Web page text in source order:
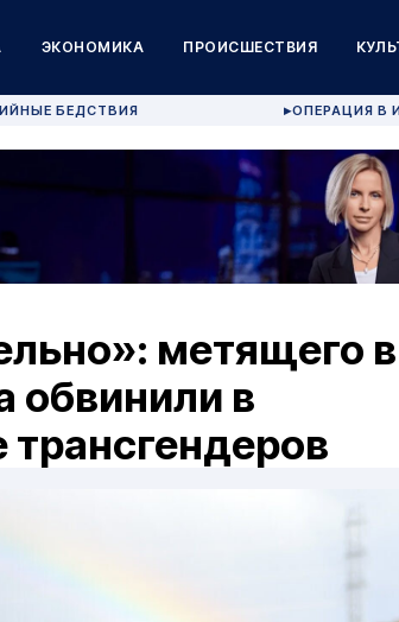
ЭКОНОМИКА ПРОИСШЕСТВИЯ
БЕДСТВИЯ ▶ОПЕРАЦИЯ В
метящего
обвинили в
трансгендеров